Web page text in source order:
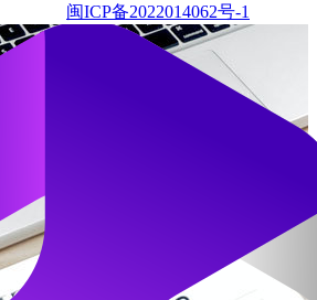
闽ICP备2022014062号-1